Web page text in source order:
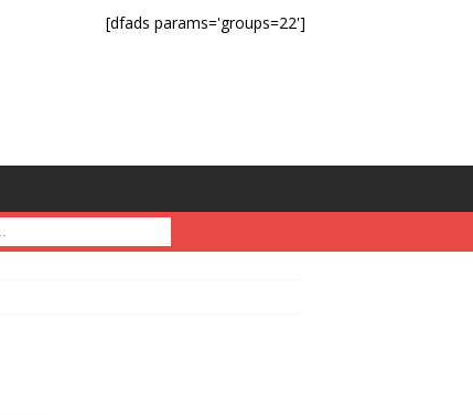
[dfads params='groups=22']